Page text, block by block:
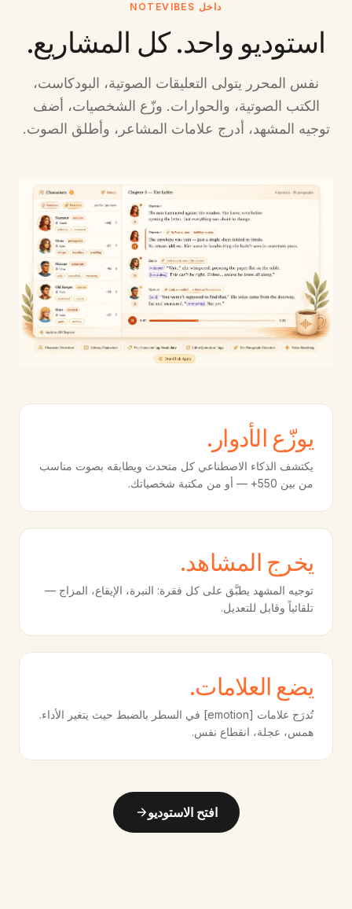
داخل NOTEVIBES
استوديو واحد. كل المشاريع.
نفس المحرر يتولى التعليقات الصوتية، البودكاست،
الكتب الصوتية، والحوارات. وزّع الشخصيات، أضف
توجيه المشهد، أدرج علامات المشاعر، وأطلق الصوت.
يوزّع الأدوار.
يكتشف الذكاء الاصطناعي كل متحدث ويطابقه بصوت مناسب
من بين 550+ — أو من مكتبة شخصياتك.
يخرج المشاهد.
توجيه المشهد يطبَّق على كل فقرة: النبرة، الإيقاع، المزاج —
تلقائياً وقابل للتعديل.
يضع العلامات.
تُدرَج علامات [emotion] في السطر بالضبط حيث يتغير الأداء.
همس، عجلة، انقطاع نفس.
افتح الاستوديو